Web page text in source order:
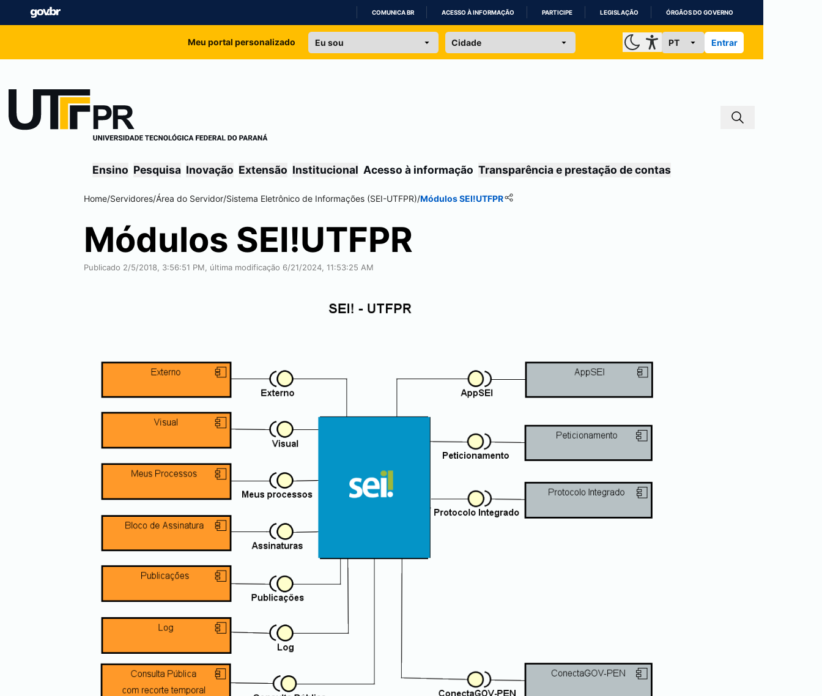
IR
COMUNICA BR ACESSO À INFORMAÇÃO PARTICIPE LEGISLAÇÃO ÓRGÃOS DO GOVERNO
Meu portal personalizado Entrar
Ensino Pesquisa Inovação Extensão Institucional Acesso à informação Transparência e prestação de contas
Home/Servidores/Área do Servidor/Sistema Eletrônico de Informações (SEI-UTFPR)/MódulosSEI!UTFPR
Módulos SEI!UTFPR
Publicado 2/5/2018, 3:56:51 PM, última modificação 6/21/2024, 11:53:25 AM